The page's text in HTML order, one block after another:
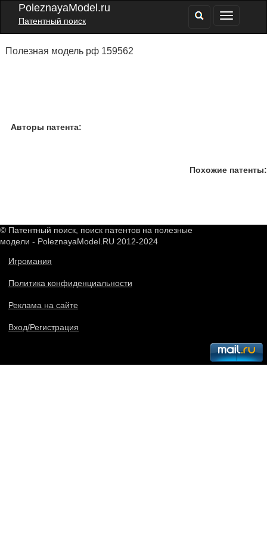
PoleznayaModel.ru
Патентный поиск
Полезная модель рф 159562
Авторы патента:
Похожие патенты:
© Патентный поиск, поиск патентов на полезные
модели - PoleznayaModel.RU 2012-2024
Игромания
Политика конфиденциальности
Реклама на сайте
Вход/Регистрация